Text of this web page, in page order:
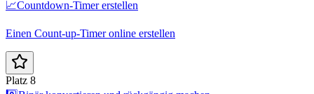
📈Countdown-Timer erstellen
Einen Count-up-Timer online erstellen
Platz 8